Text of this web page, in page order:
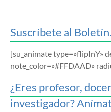
Suscríbete al Boletín.
[su_animate type=»flipInY»
note_color=»#FFDAAD»
¿Eres profesor,
investigador?